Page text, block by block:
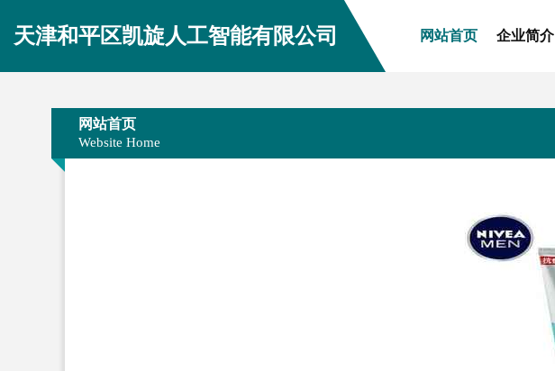
天津和平区凯旋人工智能有限公司 网站首页 企业简介
网站首页
Website Home